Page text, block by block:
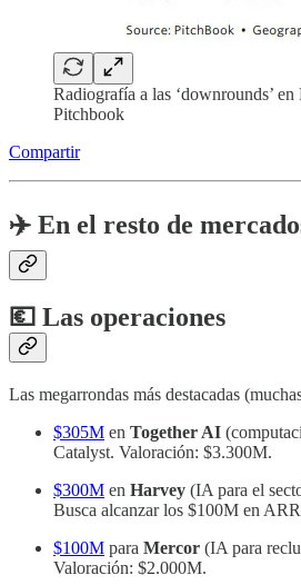
Radiografía a las ‘downrounds’
Pitchbook
Compartir
✈️ En el resto de
💶 Las operaciones
Las megarrondas más destacadas
$305M en Together AI
Catalyst. Valoración: $3.300M.
$300M en Harvey (IA para el
Busca alcanzar los $100M en
$100M para Mercor (IA para
Valoración: $2.000M.